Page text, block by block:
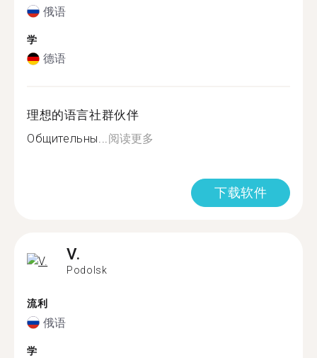
俄语
学
德语
理想的语言社群伙伴
Общительны...阅读更多
下载软件
V.
Podolsk
流利
俄语
学